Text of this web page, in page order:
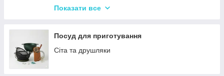
Сітки та кошики для фрі
Посуд для дітей
Сервізи
Показати все
Посуд для приготування
Сіта та друшляки